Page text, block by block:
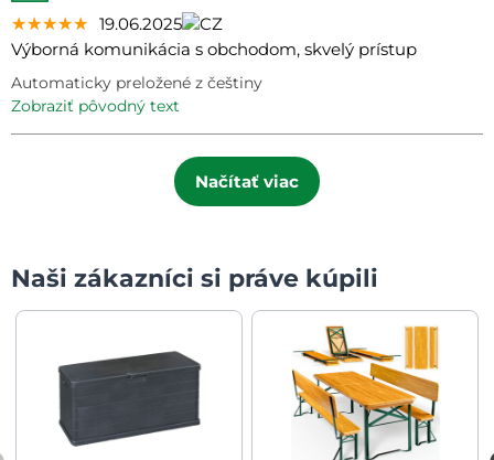
★★★★★
★★★★★
★★★★★ 19.06.2025
Výborná komunikácia s obchodom, skvelý prístup
Automaticky preložené z češtiny
zobraziť pôvodný text
Načítať viac
Naši zákazníci si práve kúpili